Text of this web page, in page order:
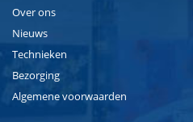
Over ons
Nieuws
Technieken
Bezorging
Algemene voorwaarden